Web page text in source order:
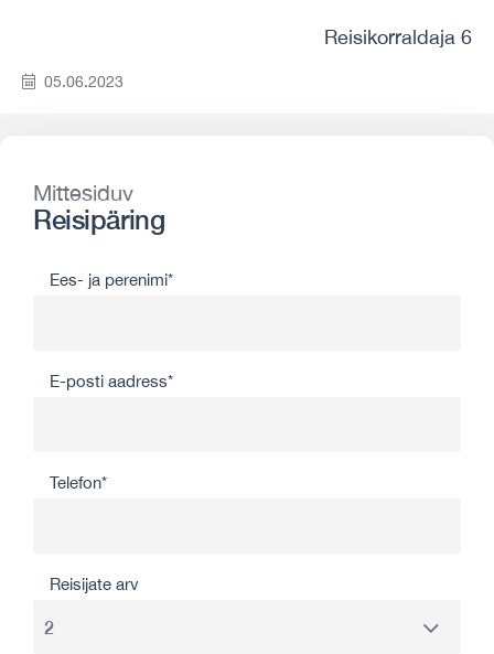
Reisikorraldaja 6
05.06.2023
Mittesiduv
Reisipäring
Ees- ja perenimi*
E-posti aadress*
Telefon*
Reisijate arv